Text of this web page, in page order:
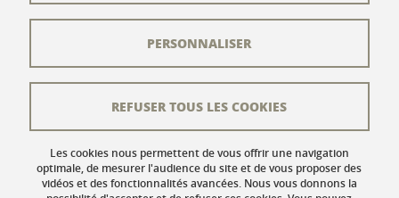
L'équipe éditoriale
Crédits
Mentions légales
Données personnelles
Gestion des cookies
Les cookies nous permettent de vous offrir une navigation
optimale, de mesurer l'audience du site et de vous proposer des
vidéos et des fonctionnalités avancées. Nous vous donnons la
REFUSER TOUS LES COOKIES
PERSONNALISER